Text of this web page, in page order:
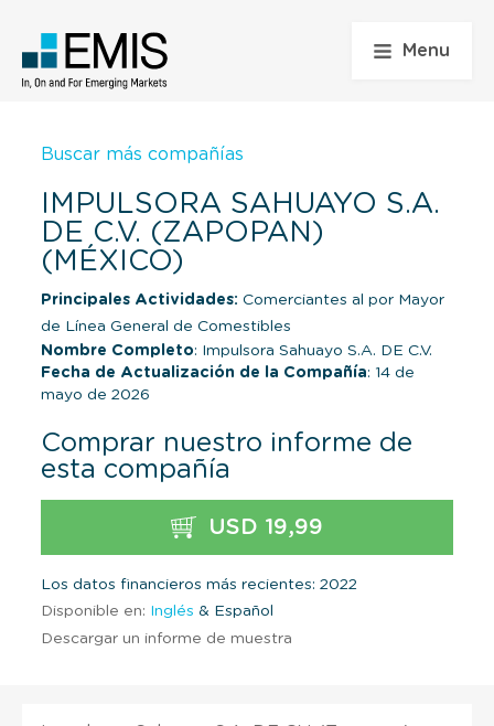
Menu
Buscar más compañías
IMPULSORA SAHUAYO S.A.
DE C.V. (ZAPOPAN)
(MÉXICO)
Principales Actividades: Comerciantes al por Mayor
de Línea General de Comestibles
Nombre Completo: Impulsora Sahuayo S.A. DE C.V.
Fecha de Actualización de la Compañía: 14 de
mayo de 2026
Comprar nuestro informe de
esta compañía
USD 19,99
Los datos financieros más recientes: 2022
Disponible en: Inglés & Español
Descargar un informe de muestra